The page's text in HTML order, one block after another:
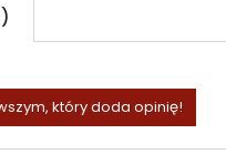
który doda opinię!